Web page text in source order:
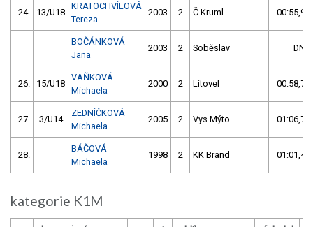
24. 13/U18
KRATOCHVÍLOVÁ
Tereza
2003 2 Č.Kruml. 00:55,95
BOČÁNKOVÁ
Jana
2003 2 Soběslav DNF
26. 15/U18
VAŇKOVÁ
Michaela
2000 2 Litovel 00:58,73
27. 3/U14
ZEDNÍČKOVÁ
Michaela
2005 2 Vys.Mýto 01:06,78
28.
BÁČOVÁ
Michaela
1998 2 KK Brand 01:01,42
kategorie K1M